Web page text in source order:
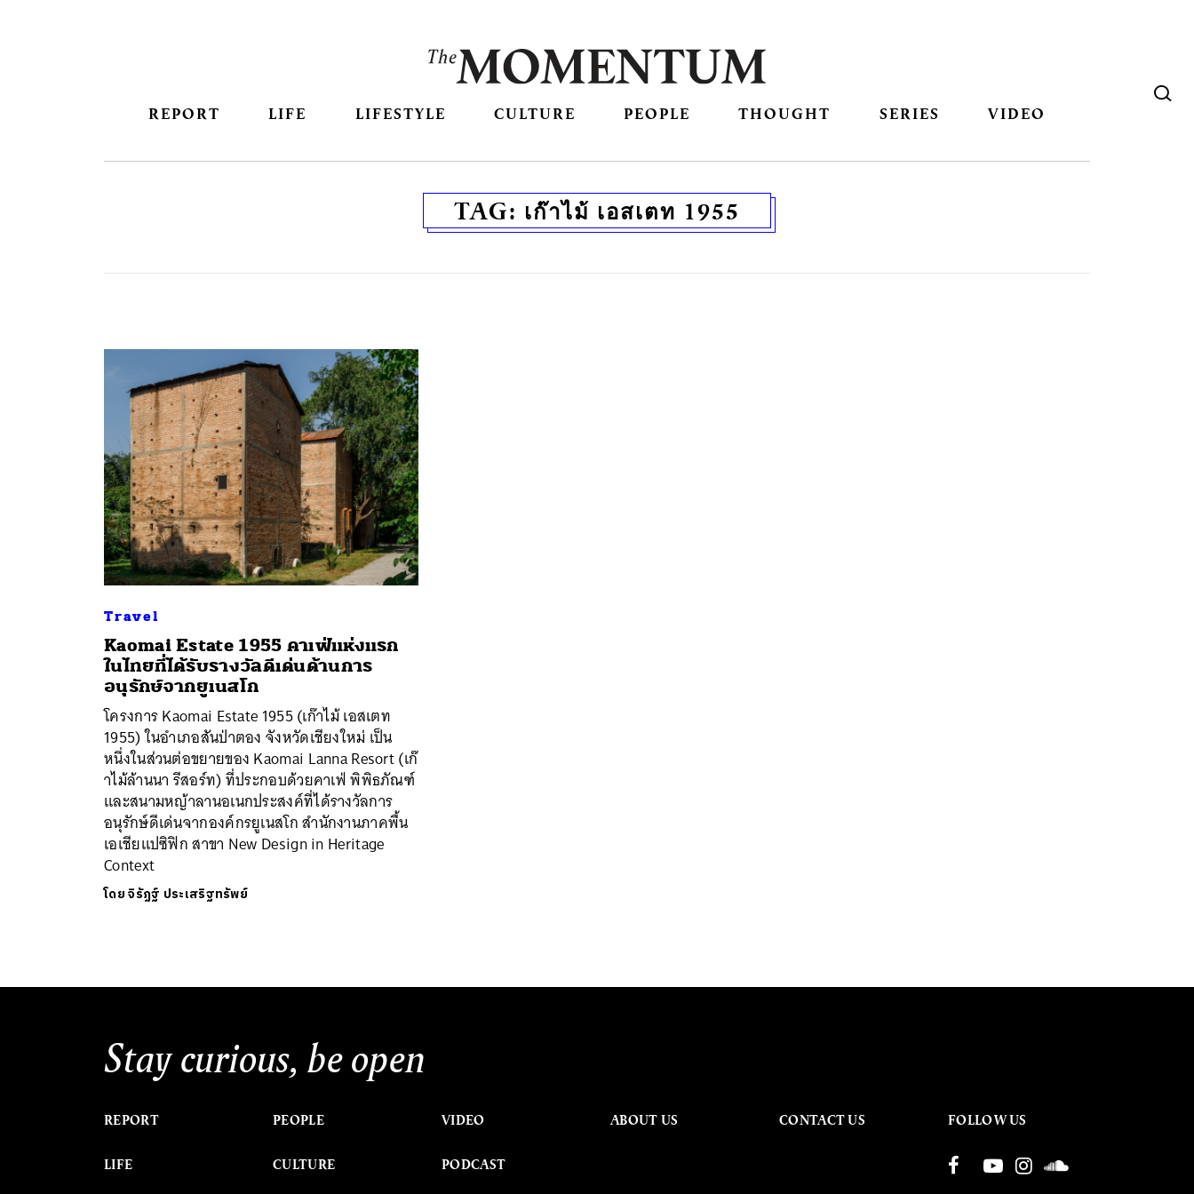
REPORT LIFE LIFESTYLE CULTURE PEOPLE THOUGHT SERIES VIDEO
TAG: เก๊าไม้ เอสเตท 1955
Travel
Kaomai Estate 1955 คาเฟ่แห่งแรก
ในไทยที่ได้รับรางวัลดีเด่นด้านการ
อนุรักษ์จากยูเนสโก
โครงการ Kaomai Estate 1955 (เก๊าไม้ เอสเตท
1955) ในอำเภอสันป่าตอง จังหวัดเชียงใหม่ เป็น
หนึ่งในส่วนต่อขยายของ Kaomai Lanna Resort (เก๊
าไม้ล้านนา รีสอร์ท) ที่ประกอบด้วยคาเฟ่ พิพิธภัณฑ์
และสนามหญ้าลานอเนกประสงค์ที่ได้รางวัลการ
อนุรักษ์ดีเด่นจากองค์กรยูเนสโก สำนักงานภาคพื้น
เอเชียแปซิฟิก สาขา New Design in Heritage
Context
โดยจิรัฏฐ์​ ประเสริฐทรัพย์
Stay curious, be open
REPORT
LIFE
PEOPLE
CULTURE
VIDEO
PODCAST
ABOUT US CONTACT US FOLLOW US